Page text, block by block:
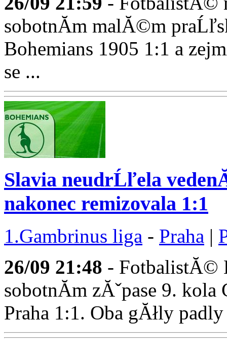
sobotnĂ­m malĂ©m
Bohemians 1905 1:1 a
se ...
Slavia neudrĹľela
nakonec remizovala 1:1
1.Gambrinus liga - Praha |
26/09 21:48 - FotbalistĂ©
sobotnĂ­m zĂˇpase 9.
Praha 1:1. Oba gĂłly